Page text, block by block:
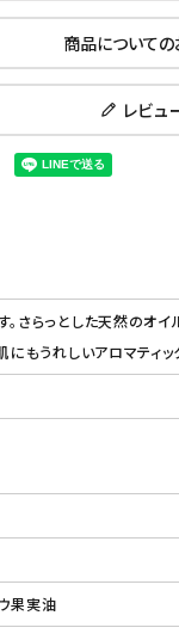
商品について
レビュ
さらっとした天然のオ
もうれしいアロマティッ
果実油